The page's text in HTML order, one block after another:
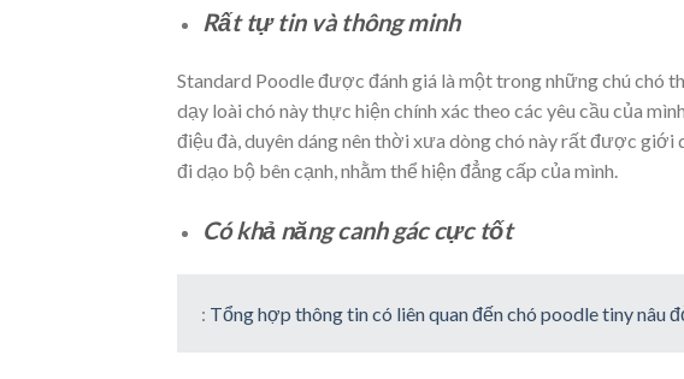
Rất tự tin và thông minh
Standard Poodle được đánh giá là một trong những chú chó
dạy loài chó này thực hiện chính xác theo các yêu cầu của
điệu đà, duyên dáng nên thời xưa dòng chó này rất được
đi dạo bộ bên cạnh, nhằm thể hiện đẳng cấp của mình.
Có khả năng canh gác cực tốt
: Tổng hợp thông tin có liên quan đến chó poodle tiny nâu